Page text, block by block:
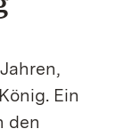
Ein
den